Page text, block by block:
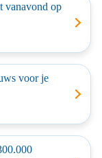
vanavond op
voor je